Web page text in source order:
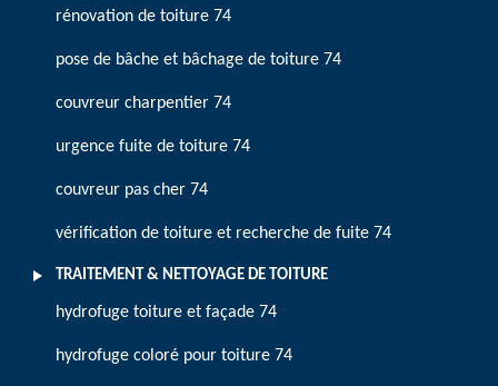
rénovation de toiture 74
pose de bâche et bâchage de toiture 74
couvreur charpentier 74
urgence fuite de toiture 74
couvreur pas cher 74
vérification de toiture et recherche de fuite 74
TRAITEMENT & NETTOYAGE DE TOITURE
hydrofuge toiture et façade 74
hydrofuge coloré pour toiture 74